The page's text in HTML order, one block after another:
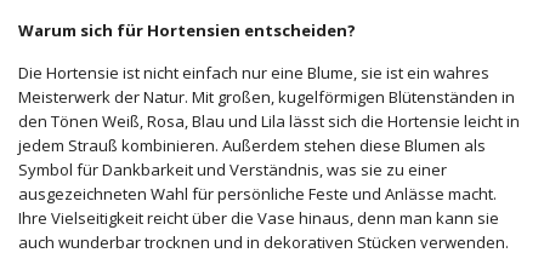
Warum sich für Hortensien entscheiden?
Die Hortensie ist nicht einfach nur eine Blume, sie ist ein wahres
Meisterwerk der Natur. Mit großen, kugelförmigen Blütenständen in
den Tönen Weiß, Rosa, Blau und Lila lässt sich die Hortensie leicht in
jedem Strauß kombinieren. Außerdem stehen diese Blumen als
Symbol für Dankbarkeit und Verständnis, was sie zu einer
ausgezeichneten Wahl für persönliche Feste und Anlässe macht.
Ihre Vielseitigkeit reicht über die Vase hinaus, denn man kann sie
auch wunderbar trocknen und in dekorativen Stücken verwenden.